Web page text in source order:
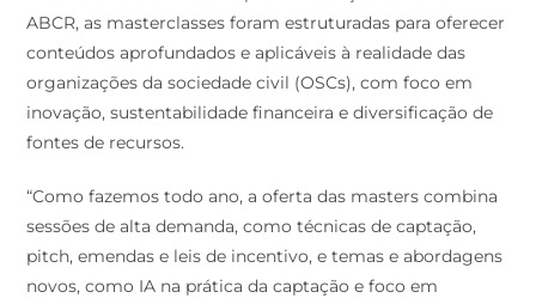
ABCR, as masterclasses foram estruturadas para oferecer
conteúdos aprofundados e aplicáveis à realidade das
organizações da sociedade civil (OSCs), com foco em
inovação, sustentabilidade financeira e diversificação de
fontes de recursos.
“Como fazemos todo ano, a oferta das masters combina
sessões de alta demanda, como técnicas de captação,
pitch, emendas e leis de incentivo, e temas e abordagens
novos, como IA na prática da captação e foco em